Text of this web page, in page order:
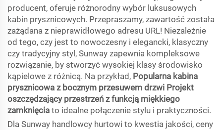
producent, oferuje różnorodny wybór luksusowych
kabin prysznicowych. Przepraszamy, zawartość została
zażądana z nieprawidłowego adresu URL! Niezależnie
od tego, czy jest to nowoczesny i elegancki, klasyczny
czy tradycyjny styl, Sunway zapewnia kompleksowe
rozwiązanie, by stworzyć wysokiej klasy środowisko
kąpielowe z różnicą. Na przykład, Popularna kabina
prysznicowa z bocznym przesuwem drzwi Projekt
oszczędzający przestrzeń z funkcją miękkiego
zamknięcia to idealne połączenie stylu i praktyczności.
Dla Sunway handlowcy hurtowi to kwestia jakości, ceny